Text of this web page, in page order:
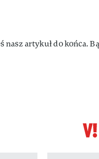
nasz artykuł do końca.